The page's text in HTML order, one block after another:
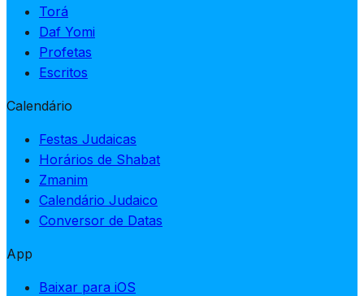
Torá
Daf Yomi
Profetas
Escritos
Calendário
Festas Judaicas
Horários de Shabat
Zmanim
Calendário Judaico
Conversor de Datas
App
Baixar para iOS